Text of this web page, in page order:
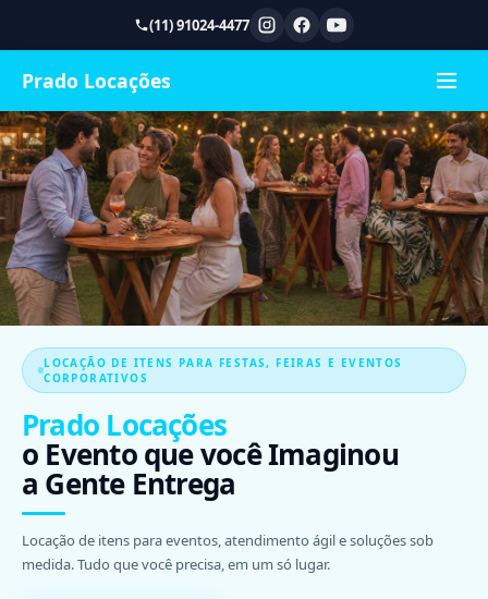
(11) 91024-4477
Prado Locações
LOCAÇÃO DE ITENS PARA FESTAS, FEIRAS E EVENTOS
CORPORATIVOS
Prado Locações
o Evento que você Imaginou
a Gente Entrega
Locação de itens para eventos, atendimento ágil e soluções sob
medida. Tudo que você precisa, em um só lugar.